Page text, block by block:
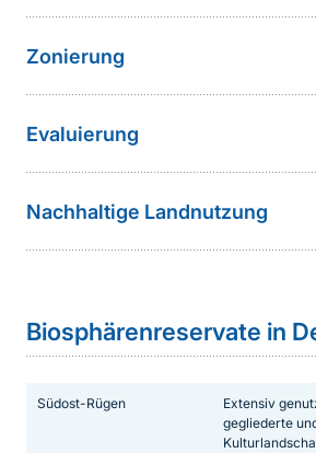
Zonierung
Evaluierung
Nachhaltige Landnutzung
Biosphärenreservate in
Südost-Rügen
Extensiv
gegliederte